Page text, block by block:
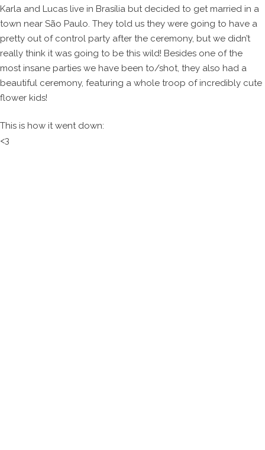
Karla and Lucas live in Brasília but decided to get married in a
town near São Paulo. They told us they were going to have a
pretty out of control party after the ceremony, but we didn’t
really think it was going to be this wild! Besides one of the
most insane parties we have been to/shot, they also had a
beautiful ceremony, featuring a whole troop of incredibly cute
flower kids!
This is how it went down:
<3